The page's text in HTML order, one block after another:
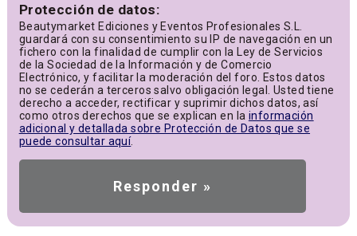
Protección de datos:
Beautymarket Ediciones y Eventos Profesionales S.L.
guardará con su consentimiento su IP de navegación en un
fichero con la finalidad de cumplir con la Ley de Servicios
de la Sociedad de la Información y de Comercio
Electrónico, y facilitar la moderación del foro. Estos datos
no se cederán a terceros salvo obligación legal. Usted tiene
derecho a acceder, rectificar y suprimir dichos datos, así
como otros derechos que se explican en la información
adicional y detallada sobre Protección de Datos que se
puede consultar aquí.